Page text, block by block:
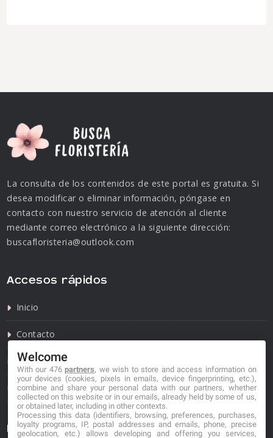
La consulta de los contenidos de este portal es gratuita. Si
desea modificar o eliminar información, póngase en
contacto con nuestro servicio de atención al cliente
mediante correo electrónico a la siguiente dirección:
buscafloristeria@outlook.com
Accesos rápidos
Inicio
Contacto
Política de privacidad
Política de cookies
Información de contacto
Welcome
With our 476partners, we wish to store and access information on
your devices (cookies, pixels in emails, device fingerprinting, etc.),
combine and share your personal data with our partners, whether
collected on this website or in our emails, already held by some of us,
or obtained later, including in other contexts.
Processing this data (identifiers, browsing, preferences, purchases,
loyalty programs, IP, postal addresses and emails, phone, precise
geolocation, etc.) allows developing and offering you services,